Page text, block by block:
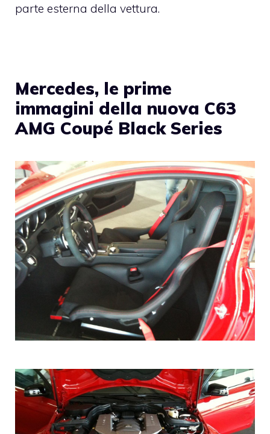
parte esterna della vettura.
Mercedes, le prime
immagini della nuova C63
AMG Coupé Black Series